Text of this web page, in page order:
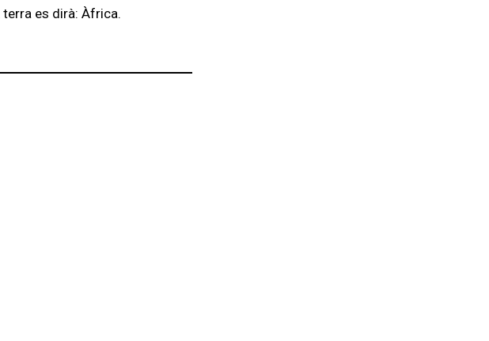
terra es dirà: Àfrica.